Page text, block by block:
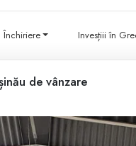
Închiriere Invesțiii în
de vânzare